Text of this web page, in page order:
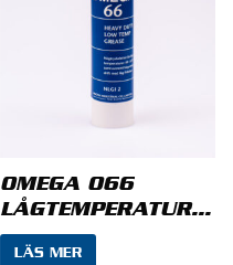
OMEGA 066
LÅGTEMPERATURFETT
LÄS MER